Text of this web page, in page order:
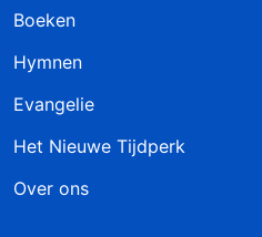
Boeken
Hymnen
Evangelie
Het Nieuwe Tijdperk
Over ons